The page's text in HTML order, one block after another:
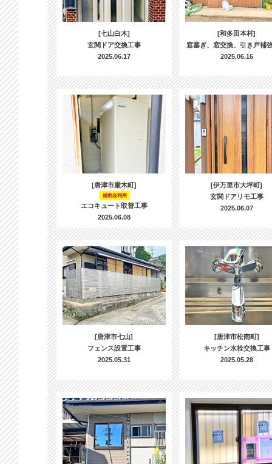
[七山白木]
玄関ドア交換工事
2025.06.17
[和多田本村]
窓塞ぎ、窓交換、引き戸補
2025.06.16
[唐津市厳木町]
補助金利用
エコキュート取替工事
2025.06.08
[伊万里市大坪町]
玄関ドアリモ工事
2025.06.07
[唐津市七山]
フェンス設置工事
2025.05.31
[唐津市松南町]
キッチン水栓交換工事
2025.05.28